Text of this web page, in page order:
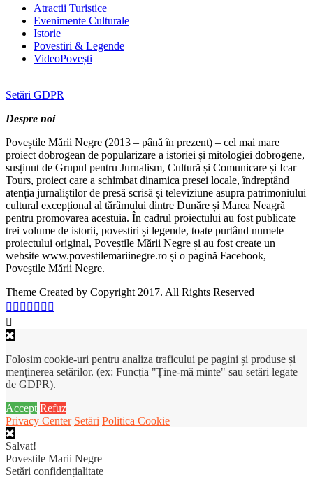
Atractii Turistice
Evenimente Culturale
Istorie
Povestiri & Legende
VideoPovești
Setări GDPR
Despre noi
Poveștile Mării Negre (2013 – până în prezent) – cel mai mare
proiect dobrogean de popularizare a istoriei și mitologiei dobrogene,
susținut de Grupul pentru Jurnalism, Cultură și Comunicare și Icar
Tours, proiect care a schimbat dinamica presei locale, îndreptând
atenția jurnaliștilor de presă scrisă și televiziune asupra patrimoniului
cultural excepțional al tărâmului dintre Dunăre și Marea Neagră
pentru promovarea acestuia. În cadrul proiectului au fost publicate
trei volume de istorii, povestiri și legende, toate purtând numele
proiectului original, Poveștile Mării Negre și au fost create un
website www.povestilemariinegre.ro și o pagină Facebook,
Poveștile Mării Negre.
Theme Created by Copyright 2017. All Rights Reserved
Folosim cookie-uri pentru analiza traficului pe pagini și produse și
menținerea setărilor. (ex: Funcția "Ține-mă minte" sau setări legate
de GDPR).
Accept Refuz
Privacy Center Setări Politica Cookie
Salvat!
Povestile Marii Negre
Setări confidențialitate